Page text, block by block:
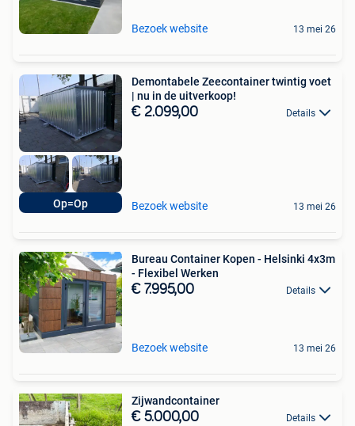
Bezoek website 13 mei 26
Op=Op
Demontabele Zeecontainer twintig voet
| nu in de uitverkoop!
€ 2.099,00 Details
Bezoek website 13 mei 26
Bureau Container Kopen - Helsinki 4x3m
- Flexibel Werken
€ 7.995,00 Details
Bezoek website 13 mei 26
Zijwandcontainer
€ 5.000,00 Details